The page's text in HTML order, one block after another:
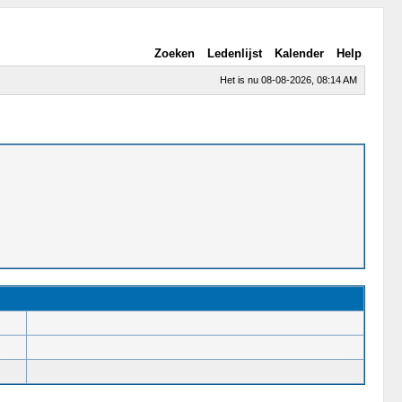
Zoeken Ledenlijst Kalender Help
Het is nu 08-08-2026, 08:14 AM